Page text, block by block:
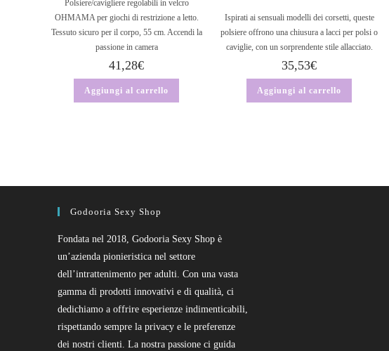
Polsiere/cavigliere regolabili in velcro
OHMAMA per giochi di restrizione a letto.
Tessuto sicuro per il corpo, 55 cm. Accendi la
passione in camera
41,28€
Aggiungi al carrello
Ispirati ai sensuali modelli dei corsetti, queste
polsiere offrono una chiusura a lacci per polsi o
caviglie, con un sorprendente stile allacciato.
35,53€
Aggiungi al carrello
Godooria Sexy Shop
Fondata nel 2018, Godooria Sexy Shop è
un’azienda pionieristica nel settore
dell’intrattenimento per adulti. Con una vasta
gamma di prodotti innovativi e di qualità, ci
dedichiamo a offrire esperienze indimenticabili,
rispettando sempre la privacy e le preferenze
dei nostri clienti. La nostra passione ci guida